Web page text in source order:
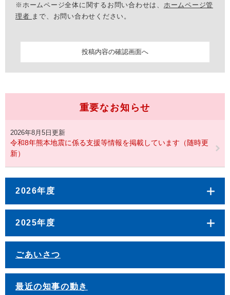
※ホームページ全体に関するお問い合わせは、 ホームページ管
理者 まで、お問い合わせください。
重要なお知らせ
2026年8月5日更新
令和8年熊本地震に係る支援等情報を掲載しています（随時更
新）
2026年度
2025年度
ごあいさつ
最近の知事の動き